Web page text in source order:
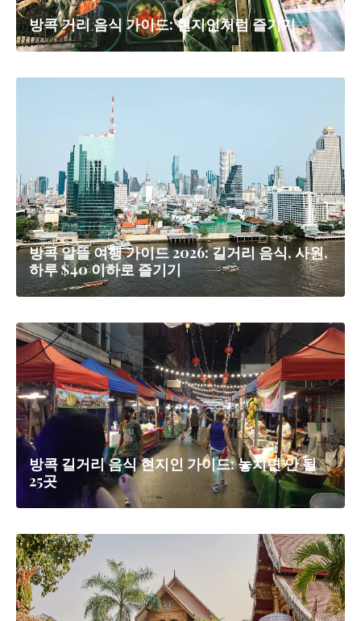
방콕 거리 음식 가이드: 현지인처럼 즐기기
방콕 알뜰 여행 가이드 2026: 길거리 음식, 사원,
하루 $40 이하로 즐기기
방콕 길거리 음식 현지인 가이드: 놓치면 안 될
25곳